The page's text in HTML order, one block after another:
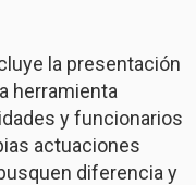
la presentación
herramienta
y funcionarios
actuaciones
diferencia y